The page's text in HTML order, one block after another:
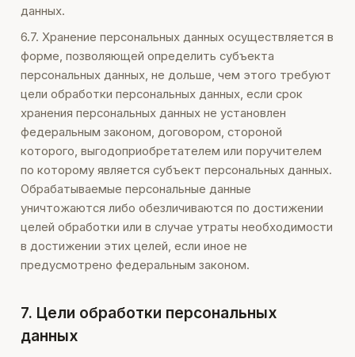
данных.
6.7. Хранение персональных данных осуществляется в
форме, позволяющей определить субъекта
персональных данных, не дольше, чем этого требуют
цели обработки персональных данных, если срок
хранения персональных данных не установлен
федеральным законом, договором, стороной
которого, выгодоприобретателем или поручителем
по которому является субъект персональных данных.
Обрабатываемые персональные данные
уничтожаются либо обезличиваются по достижении
целей обработки или в случае утраты необходимости
в достижении этих целей, если иное не
предусмотрено федеральным законом.
7. Цели обработки персональных
данных